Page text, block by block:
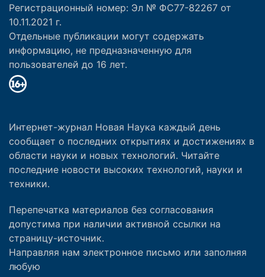
Регистрационный номер: Эл № ФС77-82267 от
10.11.2021 г.
Отдельные публикации могут содержать
информацию, не предназначенную для
пользователей до 16 лет.
Интернет-журнал Новая Наука каждый день
сообщает о последних открытиях и достижениях в
области науки и новых технологий. Читайте
последние новости высоких технологий, науки и
техники.
Перепечатка материалов без согласования
допустима при наличии активной ссылки на
страницу-источник.
Направляя нам электронное письмо или заполняя
любую